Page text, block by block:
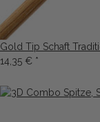
Gold Tip Schaft
14,35 € *